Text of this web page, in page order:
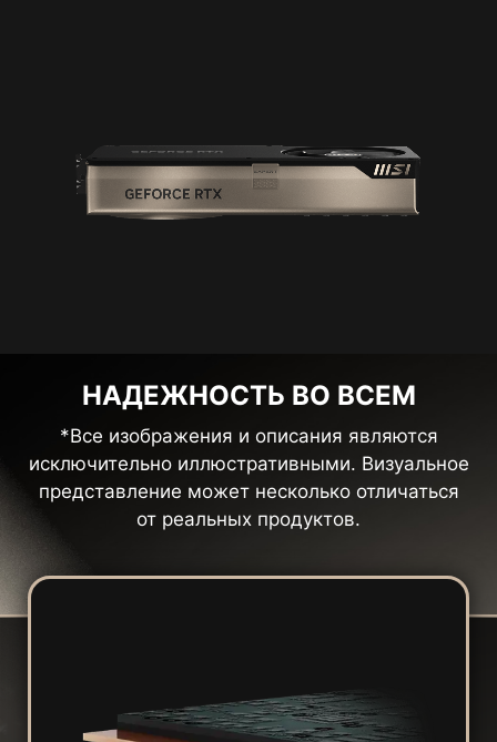
НАДЕЖНОСТЬ ВО ВСЕМ
*Все изображения и описания являются
исключительно иллюстративными. Визуальное
представление может несколько отличаться
от реальных продуктов.